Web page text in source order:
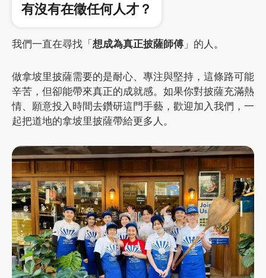
有沒有在徵任何人才？
我們一直在尋找「想成為真正披薩師傅」的人。
做拿坡里披薩需要的是耐心、專注與堅持，這條路可能
辛苦，但卻能帶來真正的成就感。如果你對披薩充滿熱
情、願意投入時間去鑽研這門手藝，歡迎加入我們，一
起把道地的拿坡里披薩帶給更多人。